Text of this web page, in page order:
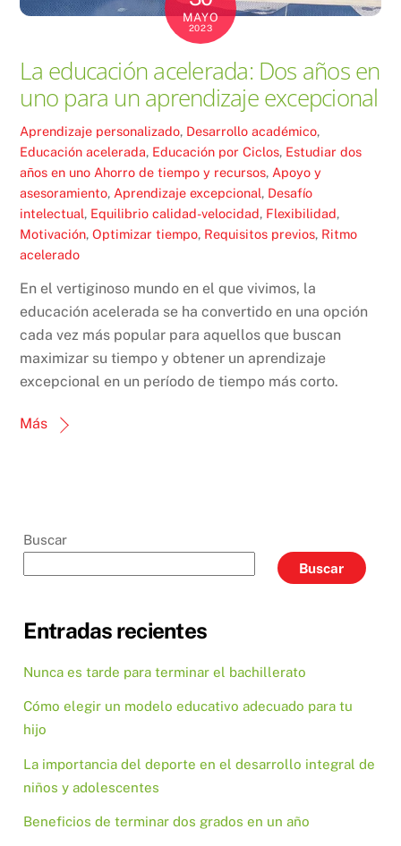
MAYO
2023
La educación acelerada: Dos años en
uno para un aprendizaje excepcional
Aprendizaje personalizado, Desarrollo académico,
Educación acelerada, Educación por Ciclos, Estudiar dos
años en uno Ahorro de tiempo y recursos, Apoyo y
asesoramiento, Aprendizaje excepcional, Desafío
intelectual, Equilibrio calidad-velocidad, Flexibilidad,
Motivación,Optimizar tiempo, Requisitos previos, Ritmo
acelerado
En el vertiginoso mundo en el que vivimos, la
educación acelerada se ha convertido en una opción
cada vez más popular para aquellos que buscan
maximizar su tiempo y obtener un aprendizaje
excepcional en un período de tiempo más corto.
Más
Buscar
Buscar
Entradas recientes
Nunca es tarde para terminar el bachillerato
Cómo elegir un modelo educativo adecuado para tu
hijo
La importancia del deporte en el desarrollo integral de
niños y adolescentes
Beneficios de terminar dos grados en un año